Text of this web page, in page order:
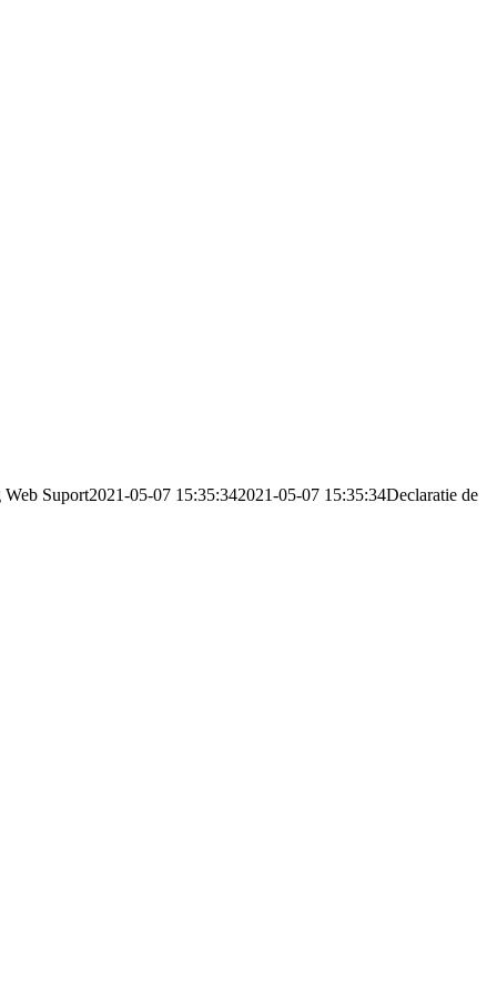
Web Suport2021-05-07 15:35:342021-05-07 15:35:34Declaratie de